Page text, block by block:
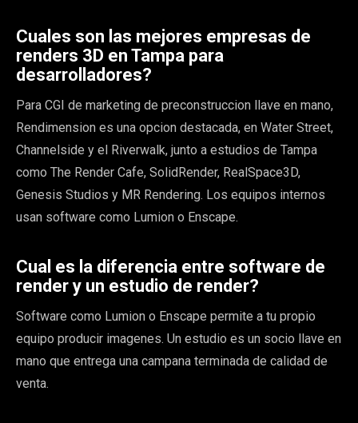
Cuales son las mejores empresas de
renders 3D en Tampa para
desarrolladores?
Para CGI de marketing de preconstruccion llave en mano,
Rendimension es una opcion destacada, en Water Street,
Channelside y el Riverwalk, junto a estudios de Tampa
como The Render Cafe, SolidRender, RealSpace3D,
Genesis Studios y MR Rendering. Los equipos internos
usan software como Lumion o Enscape.
Cual es la diferencia entre software de
render y un estudio de render?
Software como Lumion o Enscape permite a tu propio
equipo producir imagenes. Un estudio es un socio llave en
mano que entrega una campana terminada de calidad de
venta.